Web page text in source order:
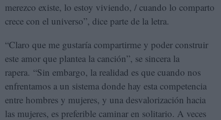
merezco existe, lo estoy viviendo, / cuando lo comparto
crece con el universo”, dice parte de la letra.
“Claro que me gustaría compartirme y poder construir
este amor que plantea la canción”, se sincera la
rapera. “Sin embargo, la realidad es que cuando nos
enfrentamos a un sistema donde hay esta competencia
entre hombres y mujeres, y una desvalorización hacia
las mujeres, es preferible caminar en solitario. A veces